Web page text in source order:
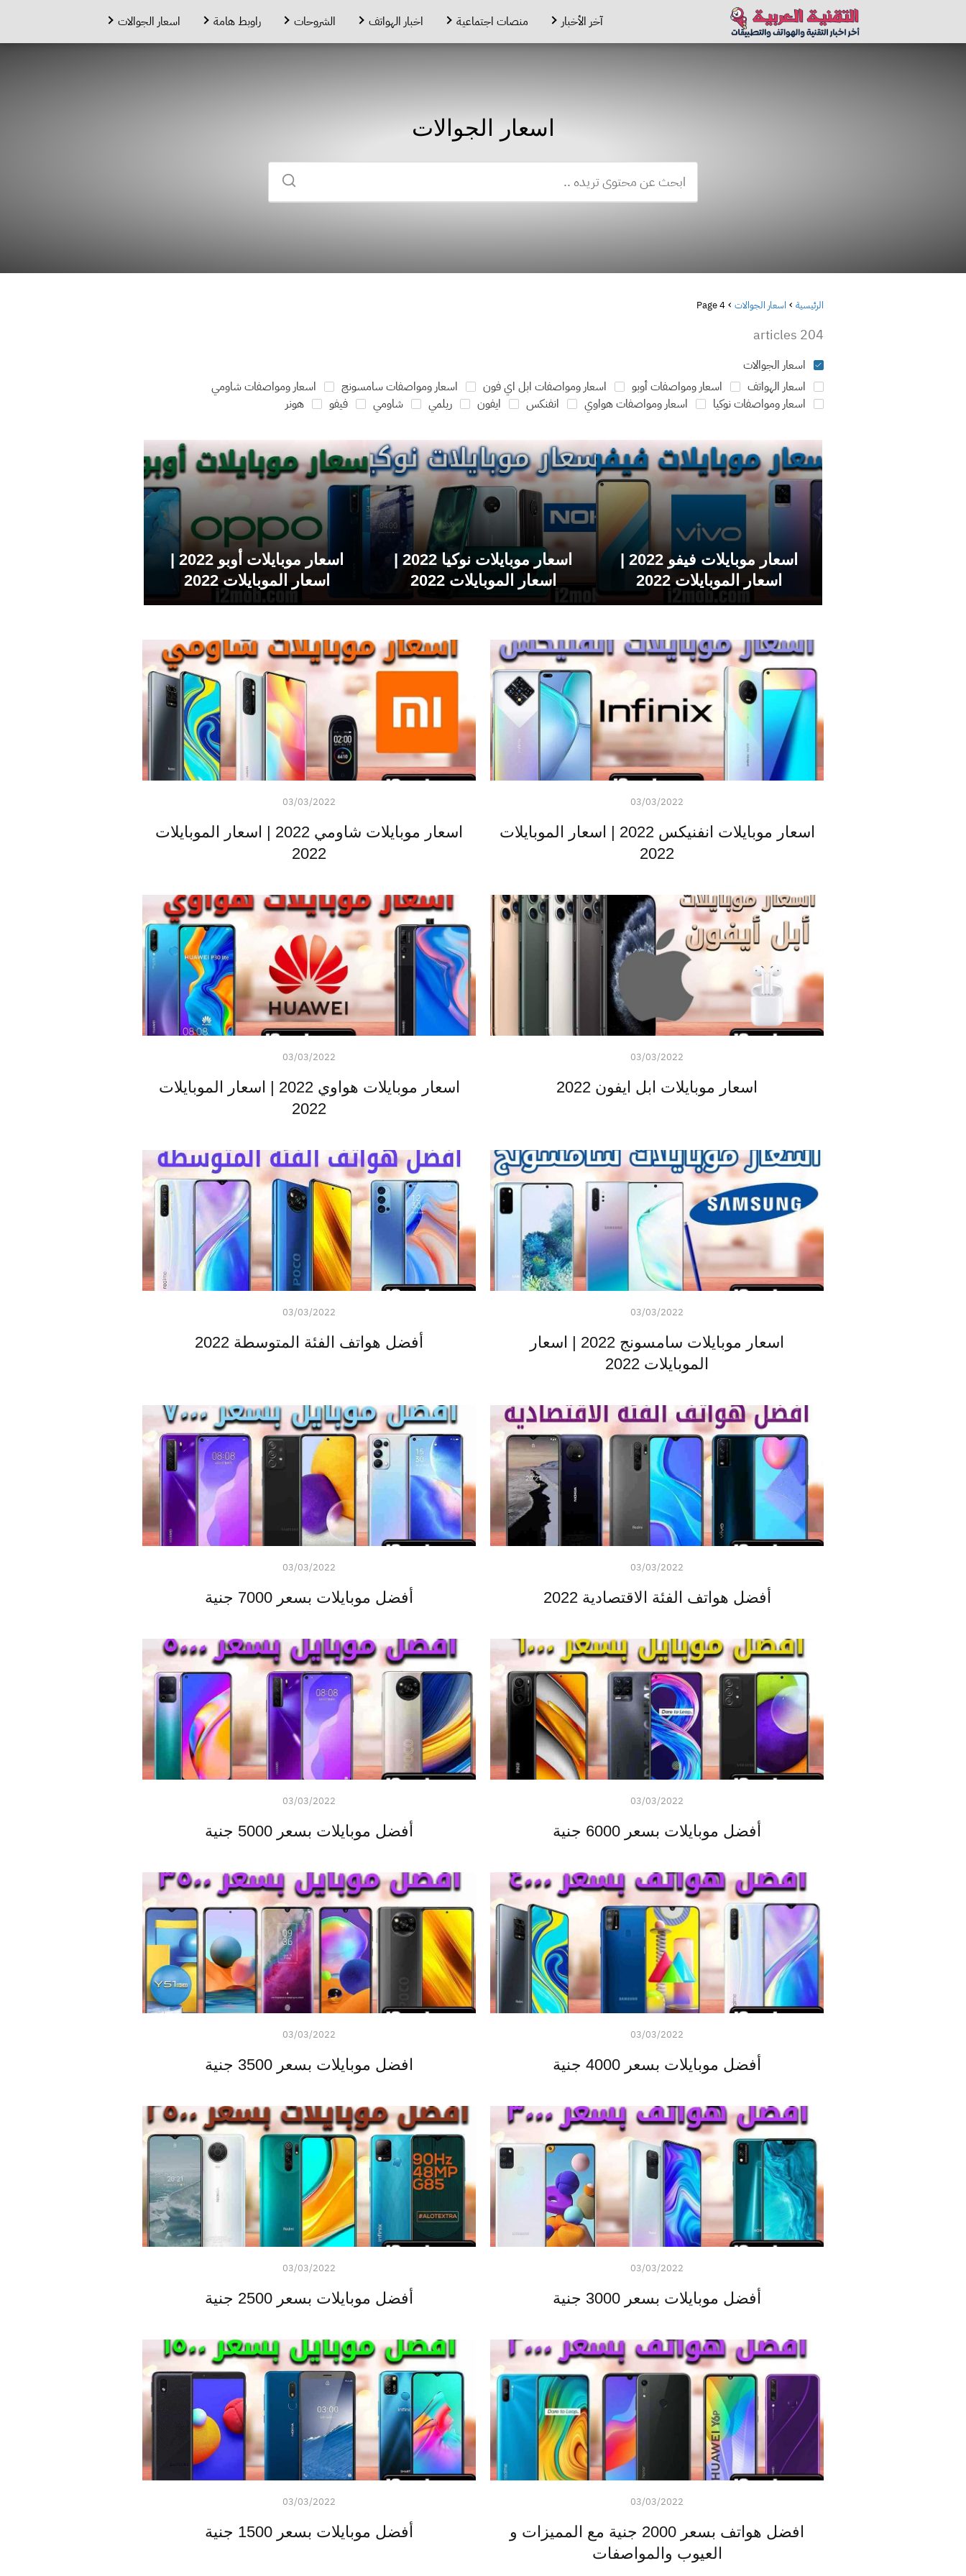
آخر الأخبار منصات اجتماعية اخبار الهواتف الشروحات راوبط هامة اسعار الجوالات
اسعار الجوالات
الرئيسية اسعار الجوالات Page 4
204 articles
اسعار الجوالات
اسعار الهواتف
اسعار ومواصفات أوبو اسعار ومواصفات ابل اي فون اسعار ومواصفات سامسونج
اسعار ومواصفات شاومي
اسعار ومواصفات نوكيا
اسعار ومواصفات هواوي انفنكس ايفون ريلمي شاومي فيفو هونر
اسعار موبايلات فيفو 2022 |
اسعار الموبايلات 2022
اسعار موبايلات نوكيا 2022 |
اسعار الموبايلات 2022
اسعار موبايلات أوبو 2022 |
اسعار الموبايلات 2022
03/03/2022
اسعار موبايلات انفنيكس 2022 | اسعار الموبايلات
2022
03/03/2022
اسعار موبايلات شاومي 2022 | اسعار الموبايلات
2022
03/03/2022
اسعار موبايلات ابل ايفون 2022
03/03/2022
اسعار موبايلات هواوي 2022 | اسعار الموبايلات
2022
03/03/2022
اسعار موبايلات سامسونج 2022 | اسعار
الموبايلات 2022
03/03/2022
أفضل هواتف الفئة المتوسطة 2022
03/03/2022
أفضل هواتف الفئة الاقتصادية 2022
03/03/2022
أفضل موبايلات بسعر 7000 جنية
03/03/2022
أفضل موبايلات بسعر 6000 جنية
03/03/2022
أفضل موبايلات بسعر 5000 جنية
03/03/2022
أفضل موبايلات بسعر 4000 جنية
03/03/2022
افضل موبايلات بسعر 3500 جنية
03/03/2022
أفضل موبايلات بسعر 3000 جنية
03/03/2022
أفضل موبايلات بسعر 2500 جنية
03/03/2022
افضل هواتف بسعر 2000 جنية مع المميزات و
العيوب والمواصفات
03/03/2022
أفضل موبايلات بسعر 1500 جنية